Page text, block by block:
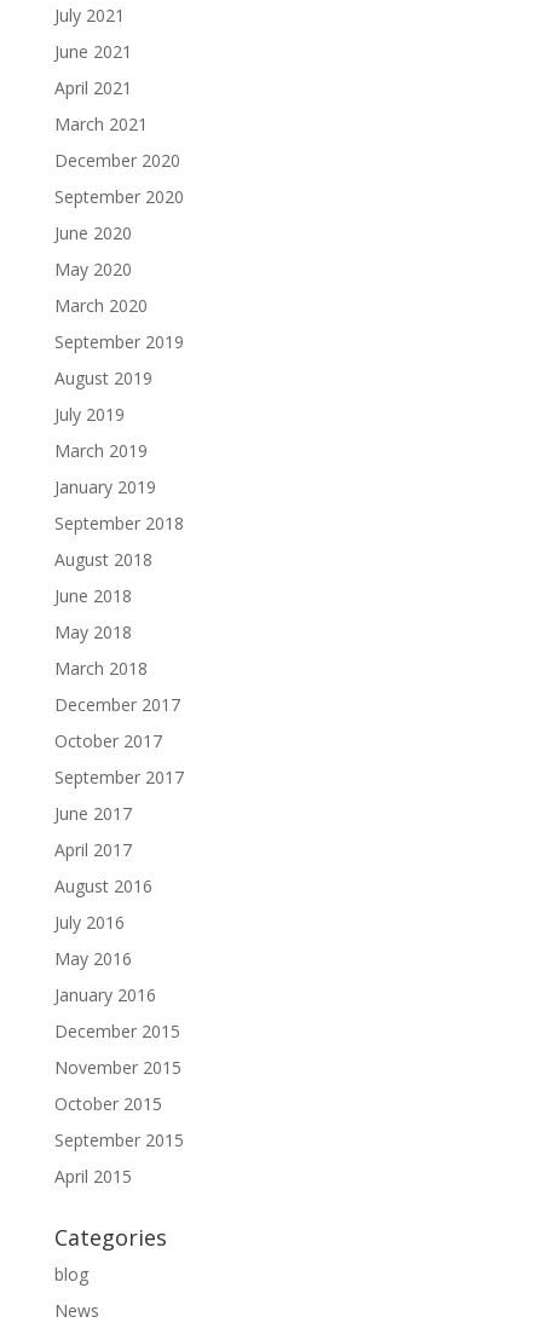
July 2021
June 2021
April 2021
March 2021
December 2020
September 2020
June 2020
May 2020
March 2020
September 2019
August 2019
July 2019
March 2019
January 2019
September 2018
August 2018
June 2018
May 2018
March 2018
December 2017
October 2017
September 2017
June 2017
April 2017
August 2016
July 2016
May 2016
January 2016
December 2015
November 2015
October 2015
September 2015
April 2015
Categories
blog
News